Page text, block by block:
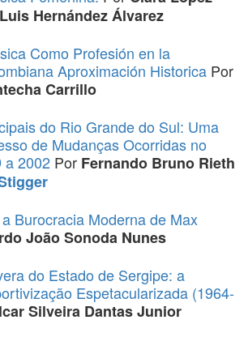
Hernández Álvarez
Como Profesión en la
Aproximación Historica Por
Carrillo
do Rio Grande do Sul: Uma
de Mudanças Ocorridas no
a 2002 Por Fernando Bruno Rieth
Burocracia Moderna de Max
João Sonoda Nunes
do Estado de Sergipe: a
Espetacularizada (1964-
Silveira Dantas Junior